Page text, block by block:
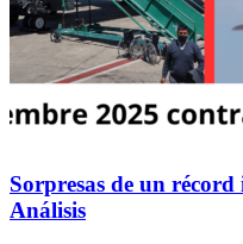
Sorpresas de un
Análisis